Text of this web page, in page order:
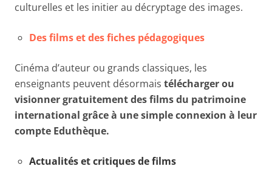
culturelles et les initier au décryptage des images.
Des films et des fiches pédagogiques
Cinéma d’auteur ou grands classiques, les
enseignants peuvent désormais télécharger ou
visionner gratuitement des films du patrimoine
international grâce à une simple connexion à leur
compte Eduthèque.
Actualités et critiques de films